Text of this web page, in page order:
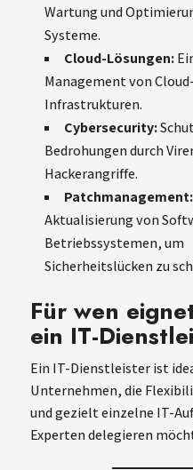
Wartung und
Systeme.
Cloud-Lösungen:
Management von Cloud-
Infrastrukturen.
Cybersecurity:
Bedrohungen durch
Hackerangriffe.
Patchmanagement:
Aktualisierung von
Betriebssystemen, um
Sicherheitslücken zu
Für wen
ein IT-
Ein IT-Dienstleister ist
Unternehmen, die
und gezielt einzelne IT-
Experten delegieren